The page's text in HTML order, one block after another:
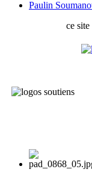
Paulin
ce site